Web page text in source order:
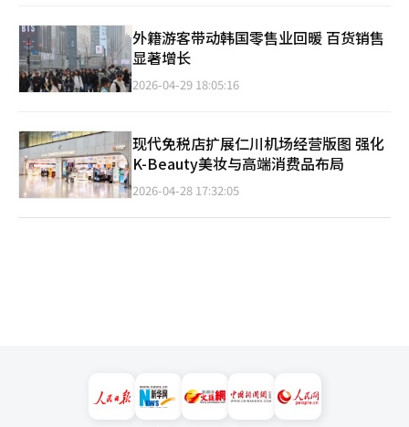
外籍游客带动韩国零售业回暖 百货销售
显著增长
2026-04-29 18:05:16
现代免税店扩展仁川机场经营版图 强化
K-Beauty美妆与高端消费品布局
2026-04-28 17:32:05